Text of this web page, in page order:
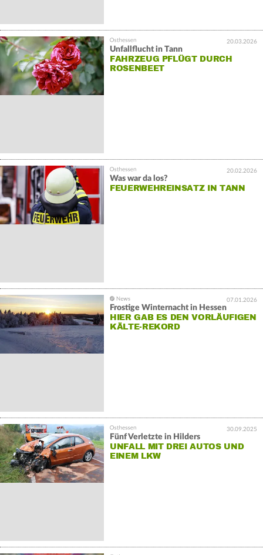
20.03.2026
Unfallflucht in Tann
FAHRZEUG PFLÜGT DURCH
ROSENBEET
20.02.2026
Was war da los?
FEUERWEHREINSATZ IN TANN
07.01.2026
Frostige Winternacht in Hessen
HIER GAB ES DEN VORLÄUFIGEN
KÄLTE-REKORD
30.09.2025
Fünf Verletzte in Hilders
UNFALL MIT DREI AUTOS UND
EINEM LKW